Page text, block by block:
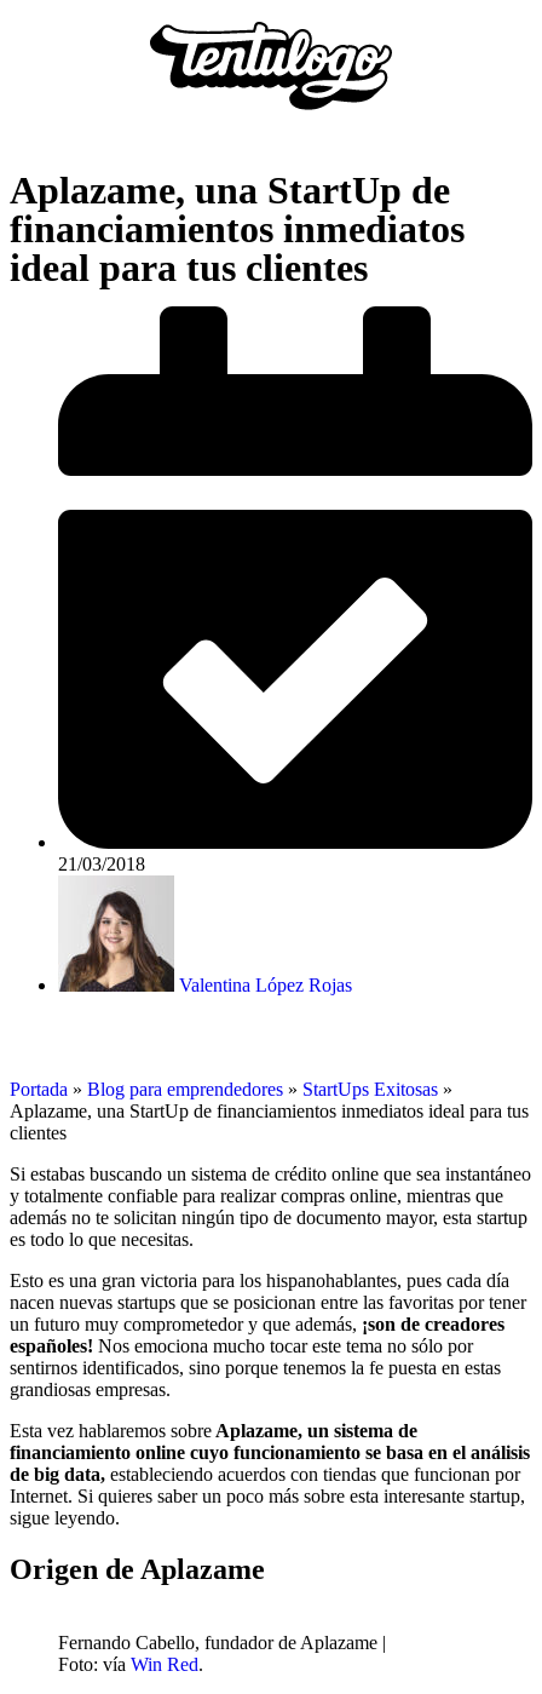
Aplazame, una StartUp de
financiamientos inmediatos
ideal para tus clientes
21/03/2018
Valentina López Rojas
Portada » Blog para emprendedores » StartUps Exitosas »
Aplazame, una StartUp de financiamientos inmediatos ideal para tus
clientes
Si estabas buscando un sistema de crédito online que sea instantáneo
y totalmente confiable para realizar compras online, mientras que
además no te solicitan ningún tipo de documento mayor, esta startup
es todo lo que necesitas.
Esto es una gran victoria para los hispanohablantes, pues cada día
nacen nuevas startups que se posicionan entre las favoritas por tener
un futuro muy comprometedor y que además, ¡son de creadores
españoles! Nos emociona mucho tocar este tema no sólo por
sentirnos identificados, sino porque tenemos la fe puesta en estas
grandiosas empresas.
Esta vez hablaremos sobre Aplazame, un sistema de
financiamiento online cuyo funcionamiento se basa en el análisis
de big data, estableciendo acuerdos con tiendas que funcionan por
Internet. Si quieres saber un poco más sobre esta interesante startup,
sigue leyendo.
Origen de Aplazame
Fernando Cabello, fundador de Aplazame |
Foto: vía Win Red.